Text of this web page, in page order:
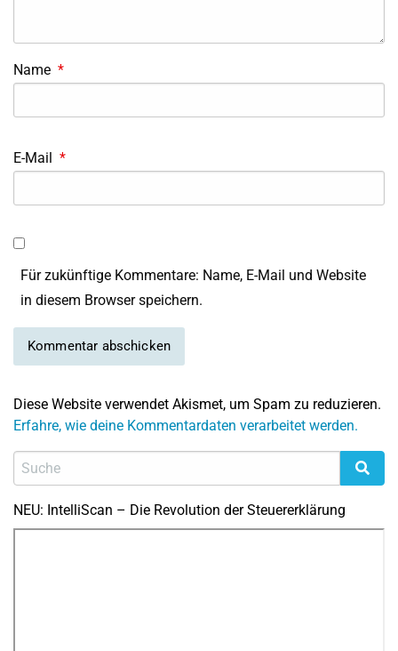
Name *
E-Mail *
Für zukünftige Kommentare: Name, E-Mail und Website
in diesem Browser speichern.
Diese Website verwendet Akismet, um Spam zu reduzieren.
Erfahre, wie deine Kommentardaten verarbeitet werden.
NEU: IntelliScan – Die Revolution der Steuererklärung